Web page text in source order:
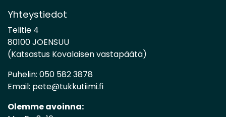
Yhteystiedot
Telitie 4
80100 JOENSUU
(Katsastus Kovalaisen vastapäätä)
Puhelin: 050 582 3878
Email: pete@tukkutiimi.fi
Olemme avoinna: